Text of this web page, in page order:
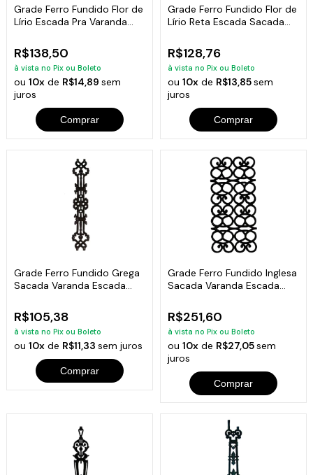
Grade Ferro Fundido Flor de
Lírio Escada Pra Varanda
R$138,50
à vista no Pix ou Boleto
ou10x de R$14,89sem
juros
Comprar
Grade Ferro Fundido Flor de
Lírio Reta Escada Sacada
R$128,76
à vista no Pix ou Boleto
ou 10xde R$13,85sem
juros
Comprar
Grade Ferro Fundido Grega
Sacada Varanda Escada
R$105,38
à vista no Pix ou Boleto
ou10x de R$11,33sem juros
Comprar
Grade Ferro Fundido Inglesa
Sacada Varanda Escada
R$251,60
à vista no Pix ou Boleto
ou 10xde R$27,05sem
juros
Comprar